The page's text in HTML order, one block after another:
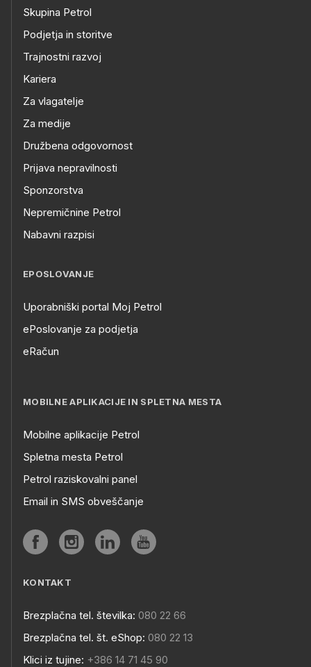
Skupina Petrol
Podjetja in storitve
Trajnostni razvoj
Kariera
Za vlagatelje
Za medije
Družbena odgovornost
Prijava nepravilnosti
Sponzorstva
Nepremičnine Petrol
Nabavni razpisi
EPOSLOVANJE
Uporabniški portal Moj Petrol
ePoslovanje za podjetja
eRačun
MOBILNE APLIKACIJE IN SPLETNA MESTA
Mobilne aplikacije Petrol
Spletna mesta Petrol
Petrol raziskovalni panel
Email in SMS obveščanje
KONTAKT
Brezplačna tel. številka: 080 22 66
Brezplačna tel. št. eShop: 080 22 13
Klici iz tujine: +386 14 71 45 90